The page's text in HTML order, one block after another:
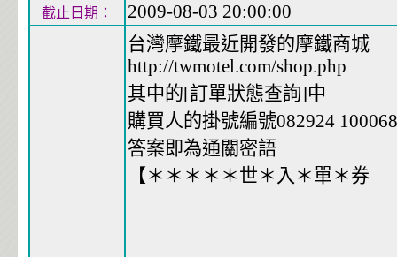
截止日期： 2009-08-03 20:00:00
台灣摩鐵最近開發的摩鐵商城
http://twmotel.com/shop.php
其中的[訂單狀態查詢]中
購買人的掛號編號082924
答案即為通關密語
【＊＊＊＊＊世＊入＊單＊券